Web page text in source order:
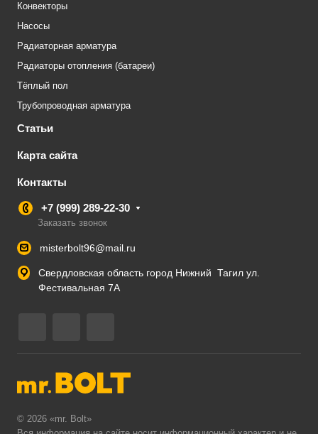
Конвекторы
Насосы
Радиаторная арматура
Радиаторы отопления (батареи)
Тёплый пол
Трубопроводная арматура
Статьи
Карта сайта
Контакты
+7 (999) 289-22-30
Заказать звонок
misterbolt96@mail.ru
Свердловская область город Нижний Тагил ул.
Фестивальная 7А
© 2026 «mr. Bolt»